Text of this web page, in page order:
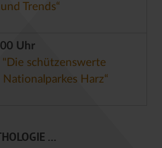
Trends“
Uhr
schützenswerte
Harz“
...